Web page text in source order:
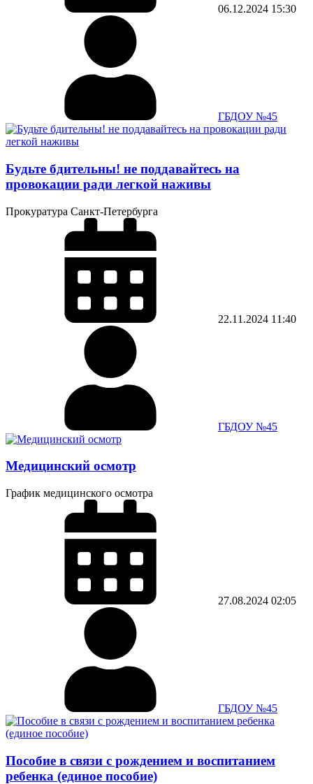
06.12.2024 15:30
ГБДОУ №45
Будьте бдительны! не поддавайтесь на
провокации ради легкой наживы
Прокуратура Санкт-Петербурга
22.11.2024 11:40
ГБДОУ №45
Медицинский осмотр
График медицинского осмотра
27.08.2024 02:05
ГБДОУ №45
Пособие в связи с рождением и воспитанием
ребенка (единое пособие)